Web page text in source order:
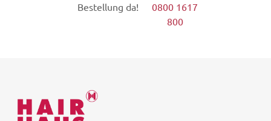
Bestellung da!
0800 1617
800